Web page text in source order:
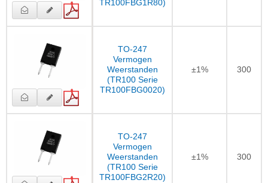
TR100FBG1R80)
TO-247
Vermogen
Weerstanden
(TR100 Serie
TR100FBG0020)
±1% 300
TO-247
Vermogen
Weerstanden
(TR100 Serie
TR100FBG2R20)
±1% 300